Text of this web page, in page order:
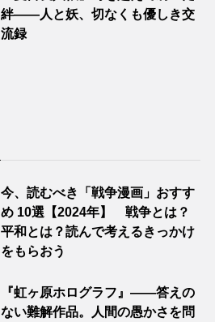
絆――人と妖、切なくも優しき交
流録
今、読むべき「戦争漫画」おすす
め 10選【2024年】 戦争とは？
平和とは？読んで考えるきっかけ
をもらおう
『虹ヶ原ホログラフ』——答えの
ない難解作品。人間の愚かさを問